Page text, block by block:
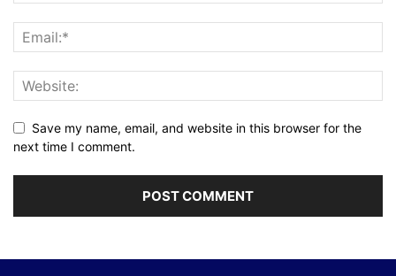
Save my name, email, and website in this browser for the
next time I comment.